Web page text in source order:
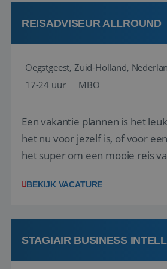
Attractive remuneration,
REISADVISEUR ALLROUND
Oegstgeest, Zuid-Holland,
17-24 uur
MBO
Een vakantie plannen is het
het nu voor jezelf is, of voor
het super om een mooie reis
vakantiegangers de meest
werken: of het nu gaat om
BEKIJK VACATURE
STAGIAIR BUSINESS